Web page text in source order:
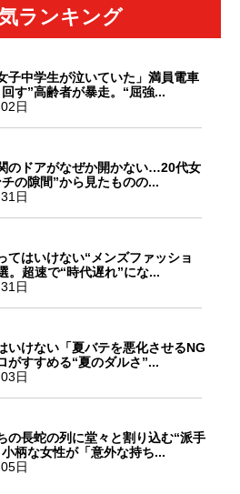
ランキング
子中学生が泣いていた」満員電車
す”高齢者が暴走。“屈強...
日
のドアがなぜか開かない…20代女
の隙間”から見たものの...
日
てはいけない“メンズファッショ
。超速で“時代遅れ”にな...
日
いけない「夏バテを悪化させるNG
すすめる“夏のダルさ”...
日
の長蛇の列に堂々と割り込む“派手
柄な女性が「意外な持ち...
日